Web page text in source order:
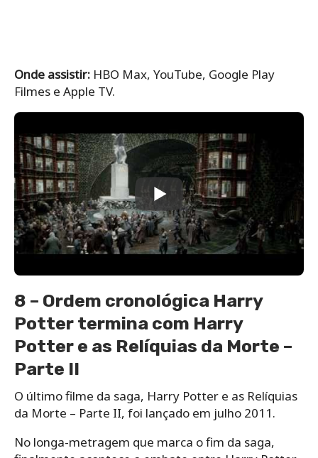
Onde assistir: HBO Max, YouTube, Google Play
Filmes e Apple TV.
8 – Ordem cronológica Harry
Potter termina com Harry
Potter e as Relíquias da Morte –
Parte II
O último filme da saga, Harry Potter e as Relíquias
da Morte – Parte II, foi lançado em julho 2011.
No longa-metragem que marca o fim da saga,